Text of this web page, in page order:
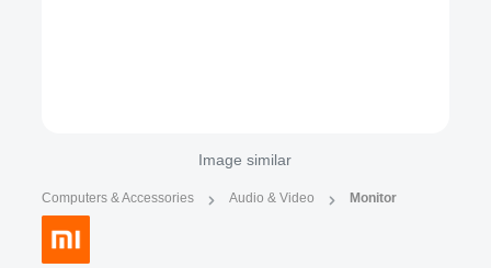
Image similar
Computers & Accessories Audio & Video Monitor